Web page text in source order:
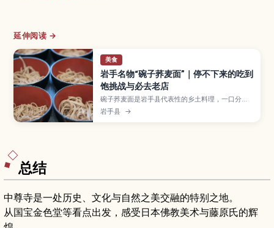
延伸阅读 →
美食
岩手名物“碗子荞麦面”｜停不下来的吃到
饱挑战与必去老店
碗子荞麦面是岩手县代表性的乡土料理，一口分量
的荞麦面不断被添入小碗中，直到客人盖上碗盖才
算结束，用餐过程宛如一场有趣的挑战。本文介绍
岩手县 →
总结
中尊寺是一处历史、文化与自然之美交融的特别之地。
从国宝金色堂等看点出发，感受日本佛教美术与藤原氏的辉